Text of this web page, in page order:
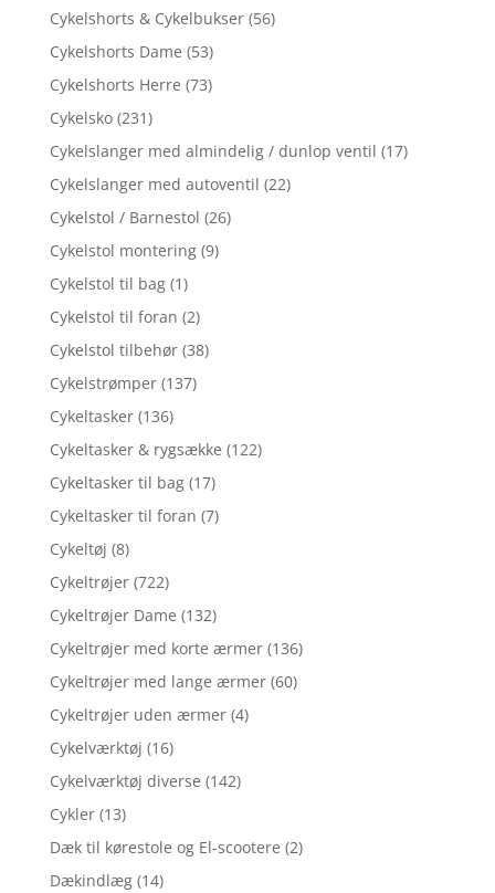
Cykelshorts & Cykelbukser (56)
Cykelshorts Dame (53)
Cykelshorts Herre (73)
Cykelsko (231)
Cykelslanger med almindelig / dunlop ventil (17)
Cykelslanger med autoventil (22)
Cykelstol / Barnestol (26)
Cykelstol montering (9)
Cykelstol til bag (1)
Cykelstol til foran (2)
Cykelstol tilbehør (38)
Cykelstrømper (137)
Cykeltasker (136)
Cykeltasker & rygsække (122)
Cykeltasker til bag (17)
Cykeltasker til foran (7)
Cykeltøj (8)
Cykeltrøjer (722)
Cykeltrøjer Dame (132)
Cykeltrøjer med korte ærmer (136)
Cykeltrøjer med lange ærmer (60)
Cykeltrøjer uden ærmer (4)
Cykelværktøj (16)
Cykelværktøj diverse (142)
Cykler (13)
Dæk til kørestole og El-scootere (2)
Dækindlæg (14)